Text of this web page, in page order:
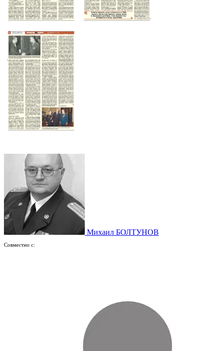
Михаил БОЛТУНОВ
Совместно с: